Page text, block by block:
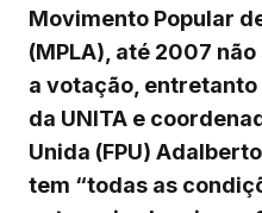
Movimento Popular
(MPLA), até 2007
a votação,
da UNITA e
Unida (FPU)
tem “todas as